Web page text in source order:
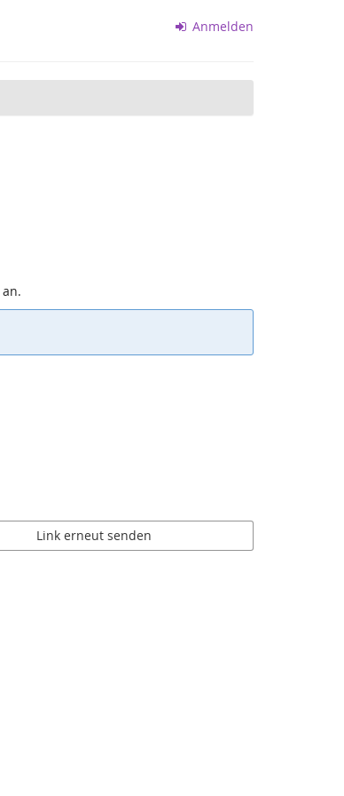
Anmelden
an.
Link erneut senden